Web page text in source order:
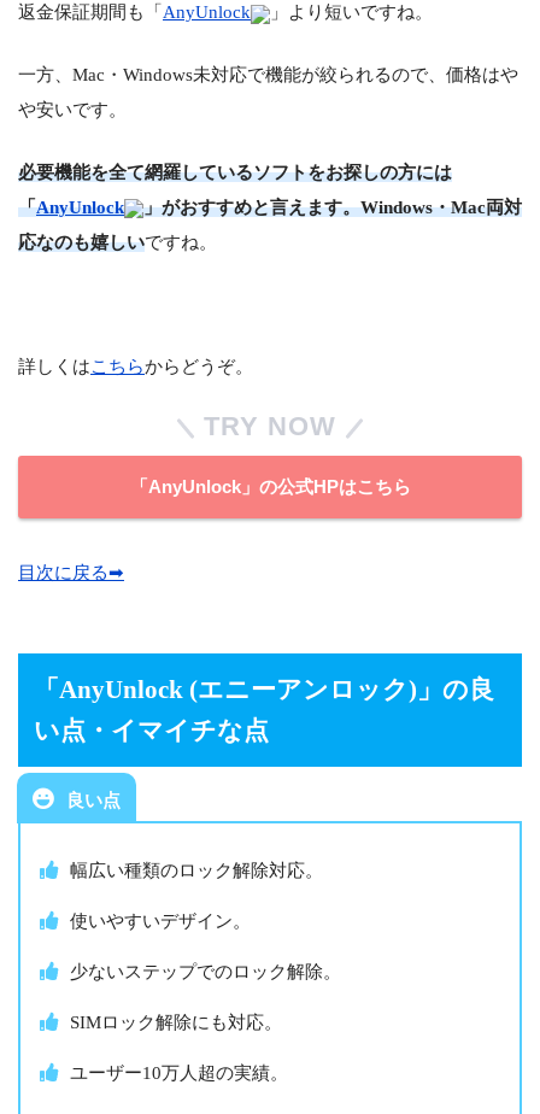
返金保証期間も「AnyUnlock 」より短いですね。
一方、Mac・Windows未対応で機能が絞られるので、価格はや
や安いです。
必要機能を全て網羅しているソフトをお探しの方には
「AnyUnlock
」がおすすめと言えます。Windows・Mac両対
応なのも嬉しいですね。
詳しくはこちらからどうぞ。
TRY NOW
「AnyUnlock」の公式HPはこちら
目次に戻る➡︎
「AnyUnlock (エニーアンロック) 」の良
い点・イマイチな点
良い点
幅広い種類のロック解除対応。
使いやすいデザイン。
少ないステップでのロック解除。
SIMロック解除にも対応。
ユーザー10万人超の実績。